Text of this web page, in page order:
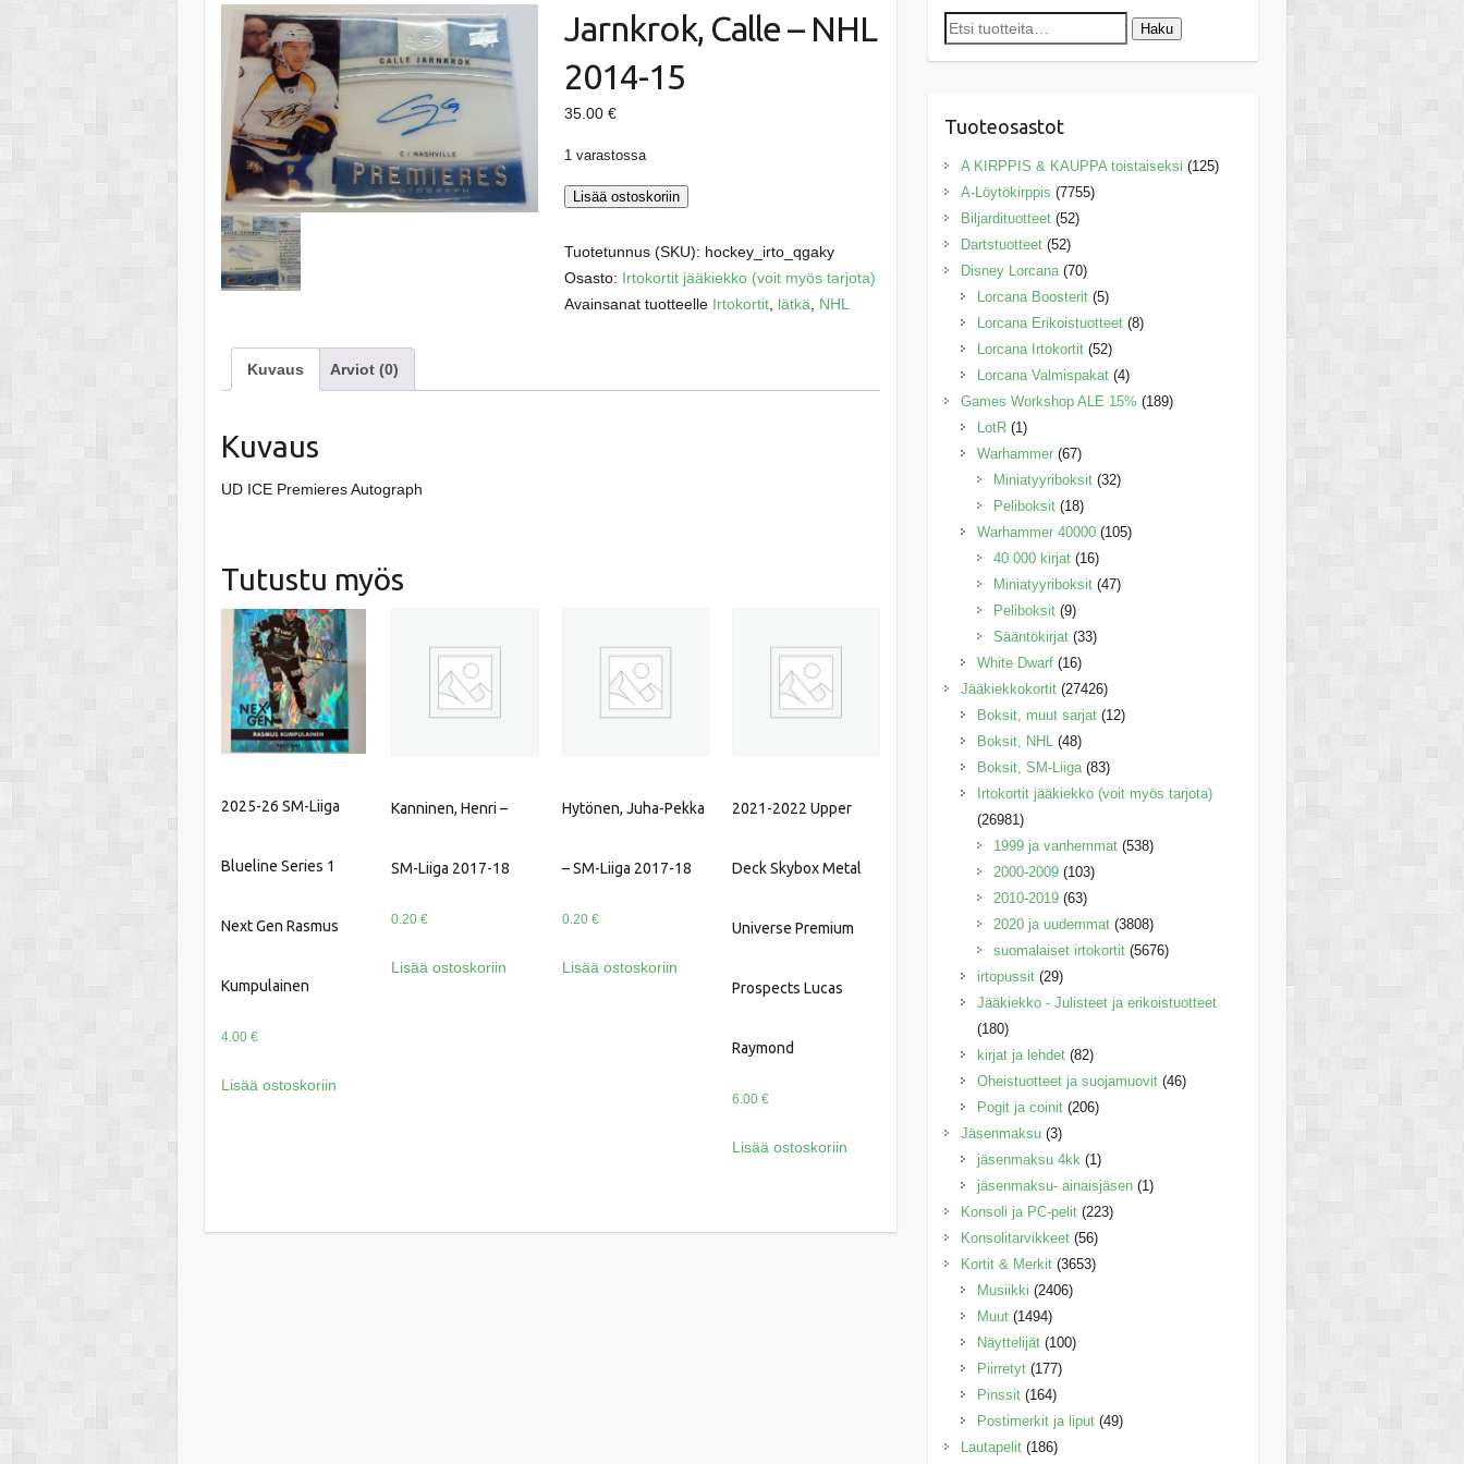
Jarnkrok, Calle – NHL
2014-15
35.00 €
1 varastossa
Jarnkrok,
-
NHL
2014-
Lisää ostoskoriin
Tuotetunnus (SKU): hockey_irto_qgaky
Osasto: Irtokortit jääkiekko (voit myös tarjota)
Avainsanat tuotteelle Irtokortit, lätkä, NHL
Kuvaus Arviot (0)
Kuvaus
UD ICE Premieres Autograph
Tutustu myös
2025-26 SM-Liiga
Blueline Series 1
Next Gen Rasmus
Kumpulainen
4.00 €
Lisää ostoskoriin
Kanninen, Henri –
SM-Liiga 2017-18
0.20€
Lisää ostoskoriin
Hytönen, Juha-Pekka
– SM-Liiga 2017-18
0.20 €
Lisää ostoskoriin
2021-2022 Upper
Deck Skybox Metal
Universe Premium
Prospects Lucas
Raymond
6.00€
Lisää ostoskoriin
Etsi: Haku
Tuoteosastot
A KIRPPIS & KAUPPA toistaiseksi (125)
A-Löytökirppis (7755)
Biljardituotteet (52)
Dartstuotteet (52)
Disney Lorcana (70)
Lorcana Boosterit (5)
Lorcana Erikoistuotteet (8)
Lorcana Irtokortit (52)
Lorcana Valmispakat (4)
Games Workshop ALE 15% (189)
LotR (1)
Warhammer (67)
Miniatyyriboksit (32)
Peliboksit (18)
Warhammer 40000 (105)
40 000 kirjat (16)
Miniatyyriboksit (47)
Peliboksit (9)
Sääntökirjat (33)
White Dwarf (16)
Jääkiekkokortit (27426)
Boksit, muut sarjat (12)
Boksit, NHL (48)
Boksit, SM-Liiga (83)
Irtokortit jääkiekko (voit myös tarjota)
(26981)
1999 ja vanhemmat (538)
2000-2009 (103)
2010-2019 (63)
2020 ja uudemmat (3808)
suomalaiset irtokortit (5676)
irtopussit (29)
Jääkiekko - Julisteet ja erikoistuotteet
(180)
kirjat ja lehdet (82)
Oheistuotteet ja suojamuovit (46)
Pogit ja coinit (206)
Jäsenmaksu (3)
jäsenmaksu 4kk (1)
jäsenmaksu- ainaisjäsen (1)
Konsoli ja PC-pelit (223)
Konsolitarvikkeet (56)
Kortit & Merkit (3653)
Musiikki (2406)
Muut (1494)
Näyttelijät (100)
Piirretyt (177)
Pinssit (164)
Postimerkit ja liput (49)
Lautapelit (186)